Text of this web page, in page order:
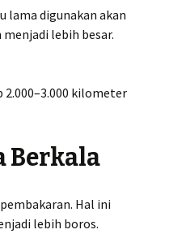
lama digunakan akan
lebih besar.
kilometer
Berkala
Hal ini
lebih boros.